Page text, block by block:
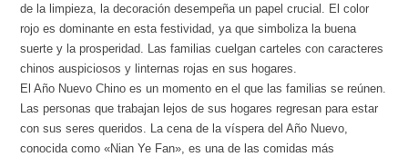
de la limpieza, la decoración desempeña un papel crucial. El color
rojo es dominante en esta festividad, ya que simboliza la buena
suerte y la prosperidad. Las familias cuelgan carteles con caracteres
chinos auspiciosos y linternas rojas en sus hogares.
El Año Nuevo Chino es un momento en el que las familias se reúnen.
Las personas que trabajan lejos de sus hogares regresan para estar
con sus seres queridos. La cena de la víspera del Año Nuevo,
conocida como «Nian Ye Fan», es una de las comidas más